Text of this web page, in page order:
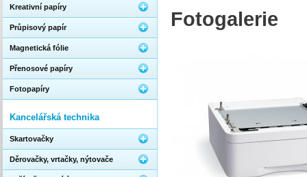
Fotogalerie
Kreativní papíry
Průpisový papír
Magnetická fólie
Přenosové papíry
Fotopapíry
Kancelářská technika
Skartovačky
Děrovačky, vrtačky, nýtovače